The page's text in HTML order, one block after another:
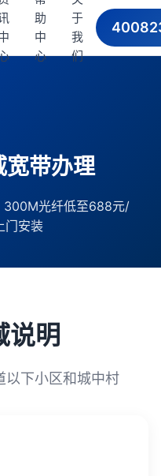
助
中
心
于
我
们
宽带办理
300M光纤低至688元/
门安装
说明
以下小区和城中村